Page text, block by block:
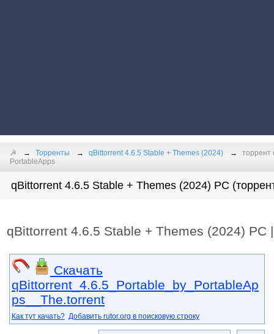
☭ Торренты qBittorrent 4.6.5 Stable + Themes (2024)
торрент
PortableApps
qBittorrent 4.6.5 Stable + Themes (2024) PC
qBittorrent 4.6.5 Stable + Themes (2024) PC
Скачать
qBittorrent_4.6.5_Portable_by_PortableAp
ps__The.torrent
Как тут качать? Добавить rutor.org в поисковую строку